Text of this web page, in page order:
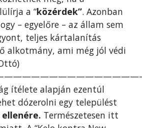
a “közérdek”. Azonban
– egyelőre – az állam sem
teljes kártalanítás
alkotmány, ami még jól védi
ítélete alapján ezentúl
dózerolni egy települést
Természetesen itt